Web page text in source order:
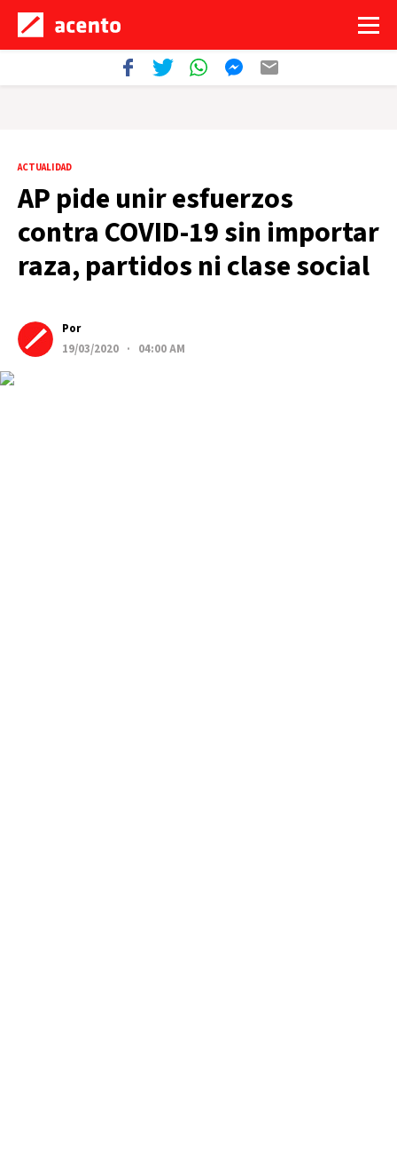
ACTUALIDAD
AP pide unir esfuerzos
contra COVID-19 sin importar
raza, partidos ni clase social
Por
19/03/2020 · 04:00 AM